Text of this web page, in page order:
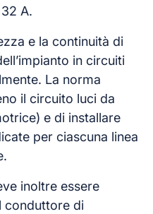
A.
e la continuità di
in circuiti
La norma
il circuito luci da
e di installare
per ciascuna linea
inoltre essere
conduttore di